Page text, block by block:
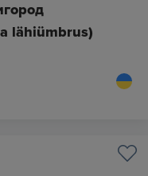
lähiümbrus)